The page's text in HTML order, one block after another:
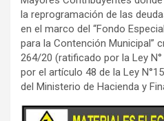
la reprogramación de las
en el marco del “Fondo
para la Contención Municipal”
264/20 (ratificado por la Ley
por el artículo 48 de la Ley
del Ministerio de Hacienda y